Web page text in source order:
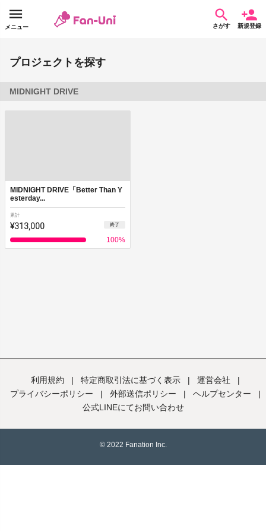
メニュー さがす 新規登録
プロジェクトを探す
MIDNIGHT DRIVE
MIDNIGHT DRIVE「Better Than Y
esterday...
累計
¥313,000 終了
100%
利用規約 | 特定商取引法に基づく表示 | 運営会社
|
プライバシーポリシー
| 外部送信ポリシー | ヘルプセンター
|
公式LINEにてお問い合わせ
© 2022 Fanation Inc.